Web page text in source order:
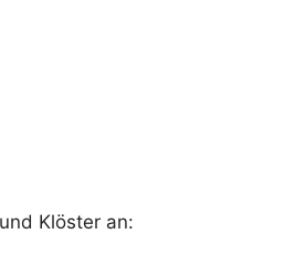
Klöster an: